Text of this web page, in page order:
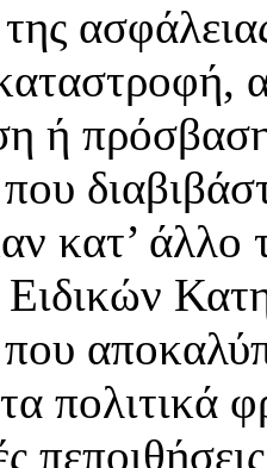
ή
κατ’ άλλο
πολιτικά